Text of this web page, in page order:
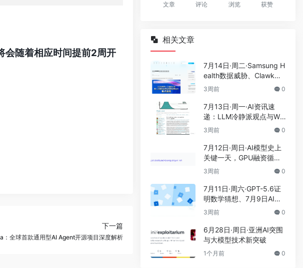
会随着相应时间提前2周开
下一篇
：全球首款通用型AI Agent开源项目深度解析
文章 评论 浏览 获赞
相关文章
7月14日·周二·Samsung H
ealth数据威胁、Clawk隔
离沙盒与2026WAIC看点
3周前 0
7月13日·周一·AI资讯速
递：LLM冷静派观点与WA
IC 2026开幕
3周前 0
7月12日·周日·AI模型史上
关键一天，GPU融资循环
与抗AI字体
3周前 0
7月11日·周六·GPT-5.6证
明数学猜想、7月9日AI模
型密集发布
3周前 0
6月28日·周日·亚洲AI突围
与大模型技术新突破
1个月前 0